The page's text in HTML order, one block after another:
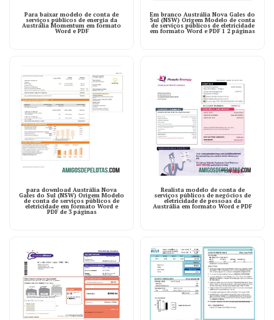
Para baixar modelo de conta de
serviços públicos de energia da
Austrália Momentum em formato
Word e PDF
Em branco Austrália Nova Gales do
Sul (NSW) Origem Modelo de conta
de serviços públicos de eletricidade
em formato Word e PDF 1 2 páginas
para download Austrália Nova
Gales do Sul (NSW) Origem Modelo
de conta de serviços públicos de
eletricidade em formato Word e
PDF de 3 páginas
Realista modelo de conta de
serviços públicos de negócios de
eletricidade de pessoas da
Austrália em formato Word e PDF